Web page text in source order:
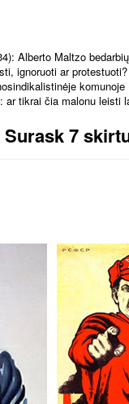
Alberto Maltzo
ignoruoti ar protestuoti?
komunoje
ar tikrai čia malonu leisti
7